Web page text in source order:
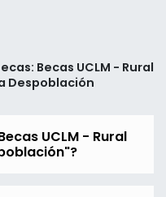
Becas UCLM - Rural
Despoblación
UCLM - Rural